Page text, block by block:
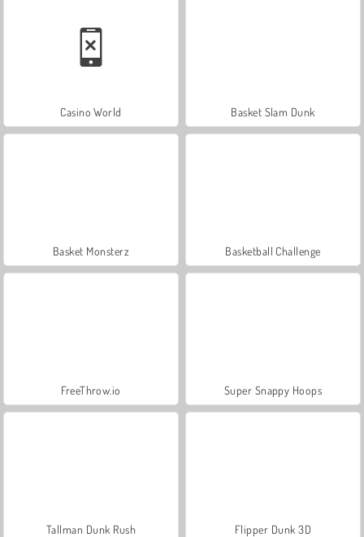
Casino World Basket Slam Dunk
Basket Monsterz Basketball Challenge
FreeThrow.io Super Snappy Hoops
Tallman Dunk Rush Flipper Dunk 3D